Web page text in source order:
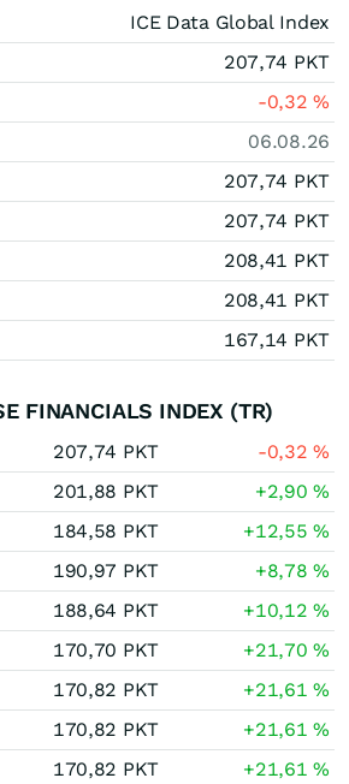
ICE Data Global Index
207,74 PKT
-0,32%
06.08.26
207,74 PKT
207,74 PKT
208,41 PKT
208,41 PKT
167,14 PKT
FINANCIALS INDEX (TR)
207,74 PKT -0,32%
201,88 PKT +2,90%
184,58 PKT +12,55%
190,97 PKT +8,78%
188,64 PKT +10,12%
170,70 PKT +21,70%
170,82 PKT +21,61%
170,82 PKT +21,61%
170,82 PKT +21,61%